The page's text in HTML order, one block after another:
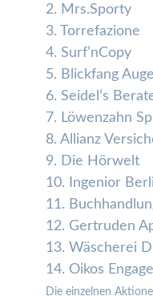
2. Mrs.Sporty
3. Torrefazione
4. Surf’nCopy
5. Blickfang
6. Seidel’s
7. Löwenzahn
8. Allianz
9. Die Hörwelt
10. Ingenior
11.
12. Gertruden
13. Wäscherei
14. Oikos
Die einzelnen